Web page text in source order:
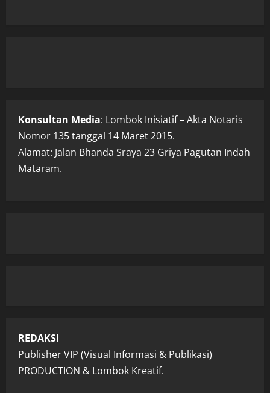
Konsultan Media: Lombok Inisiatif – Akta Notaris
Nomor 135 tanggal 14 Maret 2015.
Alamat: Jalan Bhanda Sraya 23 Griya Pagutan Indah
Mataram.
REDAKSI
Publisher VIP (Visual Informasi & Publikasi)
PRODUCTION & Lombok Kreatif.